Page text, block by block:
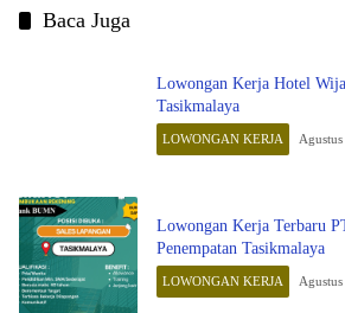
Baca Juga
Lowongan Kerja Hotel
Tasikmalaya
LOWONGAN KERJA
Lowongan Kerja Terbaru
Penempatan Tasikmalaya
LOWONGAN KERJA